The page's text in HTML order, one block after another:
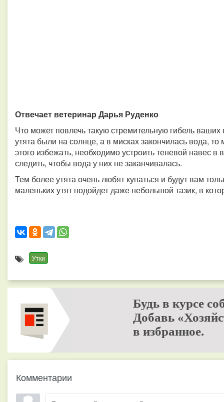
Отвечает ветеринар Дарья Руденко
Что может повлечь такую стремительную гибель ваших
утята были на солнце, а в мисках закончилась вода,
этого избежать, необходимо устроить теневой навес в
следить, чтобы вода у них не заканчивалась.
Тем более утята очень любят купаться и будут вам
маленьких утят подойдет даже небольшой тазик, в
Утки
Будь в курсе
Добавь
в избранное.
Комментарии